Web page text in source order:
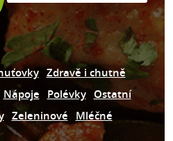
Zdravě i chutně
Nápoje Polévky Ostatní
Zeleninové Mléčné